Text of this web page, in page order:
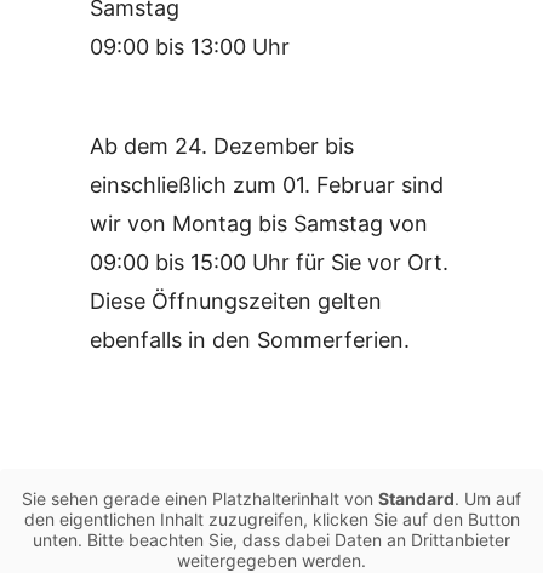
Samstag
09:00 bis 13:00 Uhr
Ab dem 24. Dezember bis
einschließlich zum 01. Februar sind
wir von Montag bis Samstag von
09:00 bis 15:00 Uhr für Sie vor Ort.
Diese Öffnungszeiten gelten
ebenfalls in den Sommerferien.
Sie sehen gerade einen Platzhalterinhalt von Standard. Um auf
den eigentlichen Inhalt zuzugreifen, klicken Sie auf den Button
unten. Bitte beachten Sie, dass dabei Daten an Drittanbieter
weitergegeben werden.